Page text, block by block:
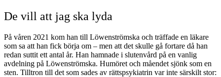
De vill att jag ska lyda
På våren 2021 kom han till Löwenströmska och träffade en läkare
som sa att han fick börja om – men att det skulle gå fortare då han
redan suttit ett antal år. Han hamnade i slutenvård på en vanlig
avdelning på Löwenströmska. Humöret och måendet sjönk som en
sten. Tilltron till det som sades av rättspsykiatrin var inte särskilt stor: